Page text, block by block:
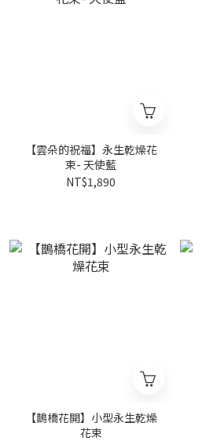
【雲朵的祝福】永生乾燥花
束- 天使藍
NT$1,890
【鵲橋花開】小型永生乾燥
花束